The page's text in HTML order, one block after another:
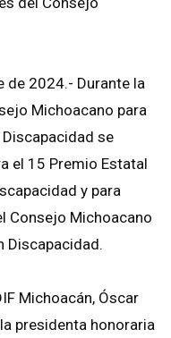
de 2024.- Durante la
Michoacano para
se
el 15 Premio Estatal
y para
Consejo Michoacano
Discapacidad.
Michoacán, Óscar
presidenta honoraria